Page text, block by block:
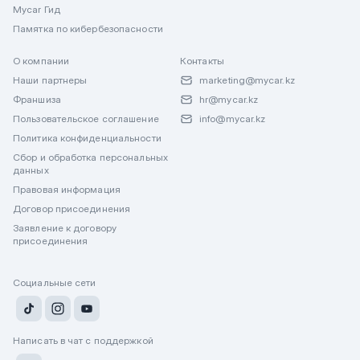
Mycar Гид
Памятка по кибербезопасности
О компании
Наши партнеры
Франшиза
Пользовательское соглашение
Политика конфиденциальности
Сбор и обработка персональных
данных
Правовая информация
Договор присоединения
Заявление к договору
присоединения
Контакты
marketing@mycar.kz
hr@mycar.kz
info@mycar.kz
Социальные сети
Написать в чат с поддержкой